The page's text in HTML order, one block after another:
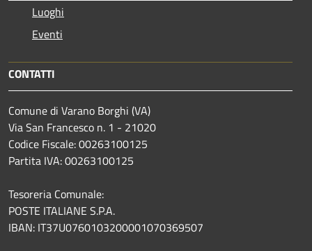
Luoghi
Eventi
CONTATTI
Comune di Varano Borghi (VA)
Via San Francesco n. 1 - 21020
Codice Fiscale: 00263100125
Partita IVA: 00263100125
Tesoreria Comunale:
POSTE ITALIANE S.P.A.
IBAN: IT37U0760103200001070369507